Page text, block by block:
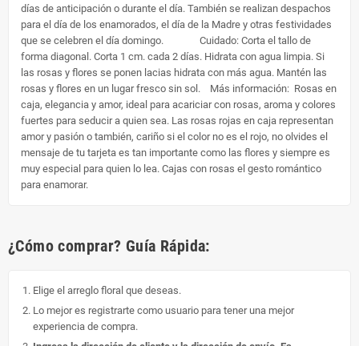
días de anticipación o durante el día. También se realizan despachos
para el día de los enamorados, el día de la Madre y otras festividades
que se celebren el día domingo. Cuidado: Corta el tallo de
forma diagonal. Corta 1 cm. cada 2 días. Hidrata con agua limpia. Si
las rosas y flores se ponen lacias hidrata con más agua. Mantén las
rosas y flores en un lugar fresco sin sol. Más información: Rosas en
caja, elegancia y amor, ideal para acariciar con rosas, aroma y colores
fuertes para seducir a quien sea. Las rosas rojas en caja representan
amor y pasión o también, cariño si el color no es el rojo, no olvides el
mensaje de tu tarjeta es tan importante como las flores y siempre es
muy especial para quien lo lea. Cajas con rosas el gesto romántico
para enamorar.
¿Cómo comprar? Guía Rápida:
Elige el arreglo floral que deseas.
Lo mejor es registrarte como usuario para tener una mejor
experiencia de compra.